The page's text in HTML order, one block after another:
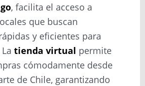
, facilita el acceso a
que buscan
y eficientes para
tienda virtual permite
cómodamente desde
de Chile, garantizando